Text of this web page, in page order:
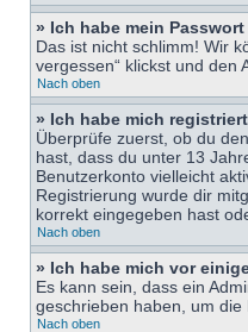
» Ich habe mein
Das ist nicht schlimm! Wir
vergessen“ klickst und den
Nach oben
» Ich habe mich
Überprüfe zuerst, ob du
hast, dass du unter 13
Benutzerkonto vielleicht
Registrierung wurde dir
korrekt eingegeben hast
Nach oben
» Ich habe mich vor
Es kann sein, dass ein
geschrieben haben, um
Nach oben